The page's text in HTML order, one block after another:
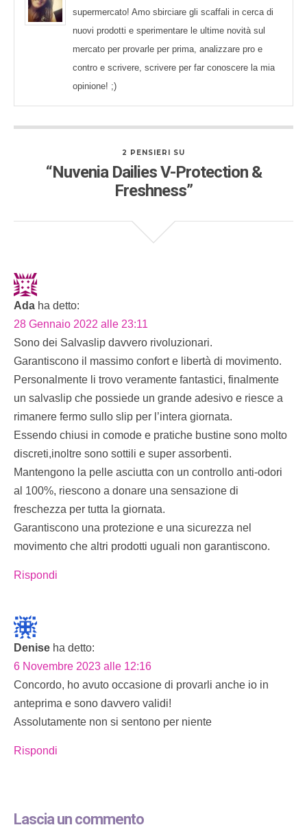
supermercato! Amo sbirciare gli scaffali in cerca di
nuovi prodotti e sperimentare le ultime novità sul
mercato per provarle per prima, analizzare pro e
contro e scrivere, scrivere per far conoscere la mia
opinione! ;)
2 PENSIERI SU
“Nuvenia Dailies V-Protection &
Freshness”
Ada ha detto:
28 Gennaio 2022 alle 23:11
Sono dei Salvaslip davvero rivoluzionari.
Garantiscono il massimo confort e libertà di movimento.
Personalmente li trovo veramente fantastici, finalmente
un salvaslip che possiede un grande adesivo e riesce a
rimanere fermo sullo slip per l’intera giornata.
Essendo chiusi in comode e pratiche bustine sono molto
discreti,inoltre sono sottili e super assorbenti.
Mantengono la pelle asciutta con un controllo anti-odori
al 100%, riescono a donare una sensazione di
freschezza per tutta la giornata.
Garantiscono una protezione e una sicurezza nel
movimento che altri prodotti uguali non garantiscono.
Rispondi
Denise ha detto:
6 Novembre 2023 alle 12:16
Concordo, ho avuto occasione di provarli anche io in
anteprima e sono davvero validi!
Assolutamente non si sentono per niente
Rispondi
Lascia un commento